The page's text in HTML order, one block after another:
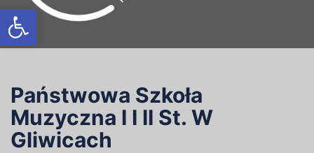
Otwórz pasek narzędzi
Państwowa Szkoła
Muzyczna I I II St. W
Gliwicach